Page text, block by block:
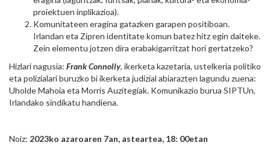
proiektuen inplikazioa).
Komunitateen eragina gatazken garapen positiboan.
Irlandan eta Zipren identitate komun batez hitz egin daiteke.
Zein elementu jotzen dira erabakigarritzat hori gertatzeko?
Hizlari nagusia: Frank Connolly, ikerketa kazetaria, ustelkeria politiko
eta polizialari buruzko bi ikerketa judizial abiarazten lagundu zuena:
Uholde Mahoia eta Morris Auzitegiak. Komunikazio burua SIPTUn,
Irlandako sindikatu handiena.
Noiz: 2023ko azaroaren 7an, asteartea, 18: 00etan